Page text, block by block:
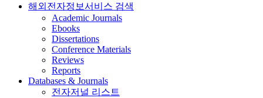
해외전자정보서비스 검색
Academic Journals
Ebooks
Dissertations
Conference Materials
Reviews
Reports
Databases & Journals
전자저널 리스트